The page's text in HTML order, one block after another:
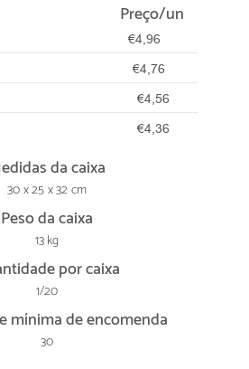
Preço/un
€4,96
€4,76
€4,56
€4,36
da caixa
30 x 25 x 32 cm
Peso da caixa
13 kg
por caixa
1/20
mínima de encomenda
30